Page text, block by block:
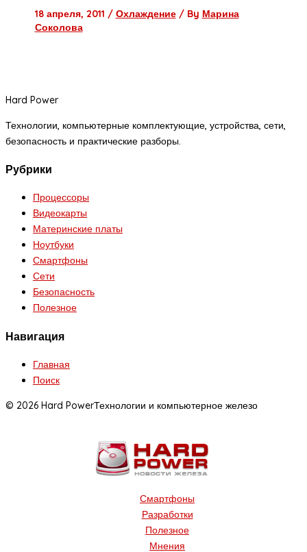
18 апреля, 2011 / Охлаждение/ By Марина
Соколова
Hard Power
Технологии, компьютерные комплектующие, устройства, сети,
безопасность и практические разборы.
Рубрики
Процессоры
Видеокарты
Материнские платы
Ноутбуки
Смартфоны
Сети
Безопасность
Полезное
Навигация
Главная
Поиск
© 2026 Hard PowerТехнологии и компьютерное железо
Смартфоны
Разработки
Полезное
Мнения